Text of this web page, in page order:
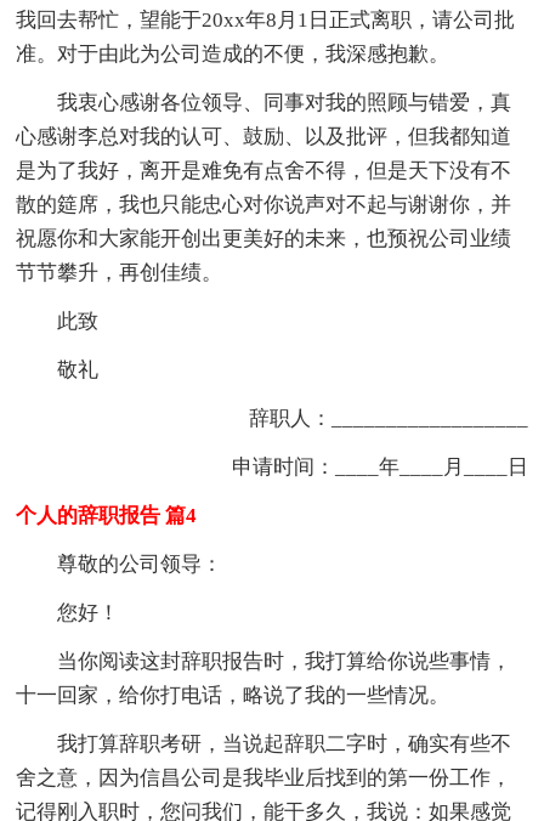
我回去帮忙，望能于20xx年8月1日正式离职，请公司批
准。对于由此为公司造成的不便，我深感抱歉。
我衷心感谢各位领导、同事对我的照顾与错爱，真
心感谢李总对我的认可、鼓励、以及批评，但我都知道
是为了我好，离开是难免有点舍不得，但是天下没有不
散的筵席，我也只能忠心对你说声对不起与谢谢你，并
祝愿你和大家能开创出更美好的未来，也预祝公司业绩
节节攀升，再创佳绩。
此致
敬礼
辞职人：__________________
申请时间：____年____月____日
个人的辞职报告 篇4
尊敬的公司领导：
您好！
当你阅读这封辞职报告时，我打算给你说些事情，
十一回家，给你打电话，略说了我的一些情况。
我打算辞职考研，当说起辞职二字时，确实有些不
舍之意，因为信昌公司是我毕业后找到的第一份工作，
记得刚入职时，您问我们，能干多久，我说：如果感觉